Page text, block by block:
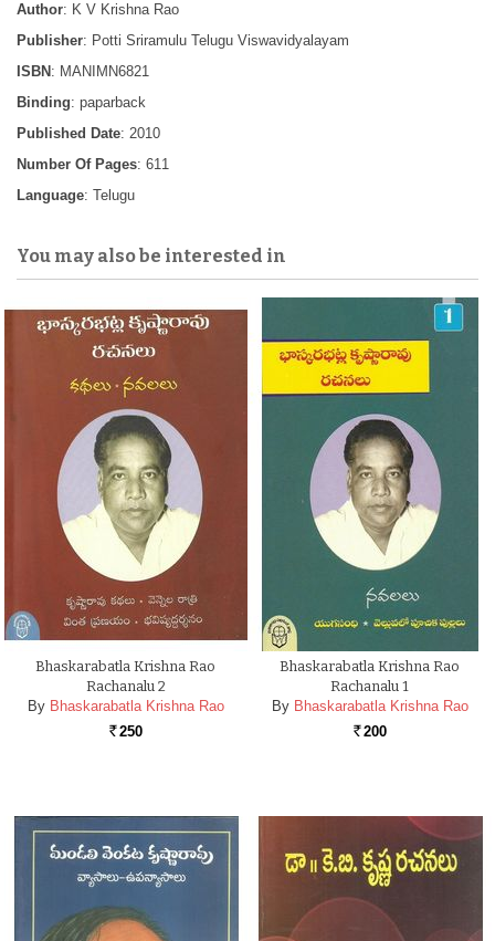
Author: K V Krishna Rao
Publisher: Potti Sriramulu Telugu Viswavidyalayam
ISBN : MANIMN6821
Binding: paparback
Published Date: 2010
Number Of Pages: 611
Language: Telugu
You may also be interested in
Bhaskarabatla Krishna Rao
Rachanalu 2
By Bhaskarabatla Krishna Rao
Rs. 250
Bhaskarabatla Krishna Rao
Rachanalu 1
By Bhaskarabatla Krishna Rao
Rs. 200